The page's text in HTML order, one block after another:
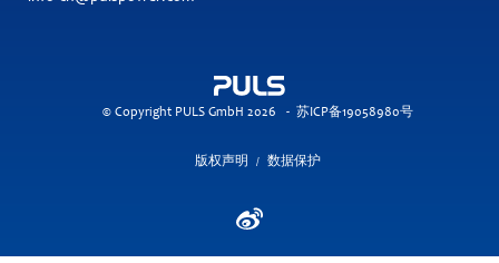
© Copyright PULS GmbH 2026 - 苏ICP备19058980号
版权声明 / 数据保护